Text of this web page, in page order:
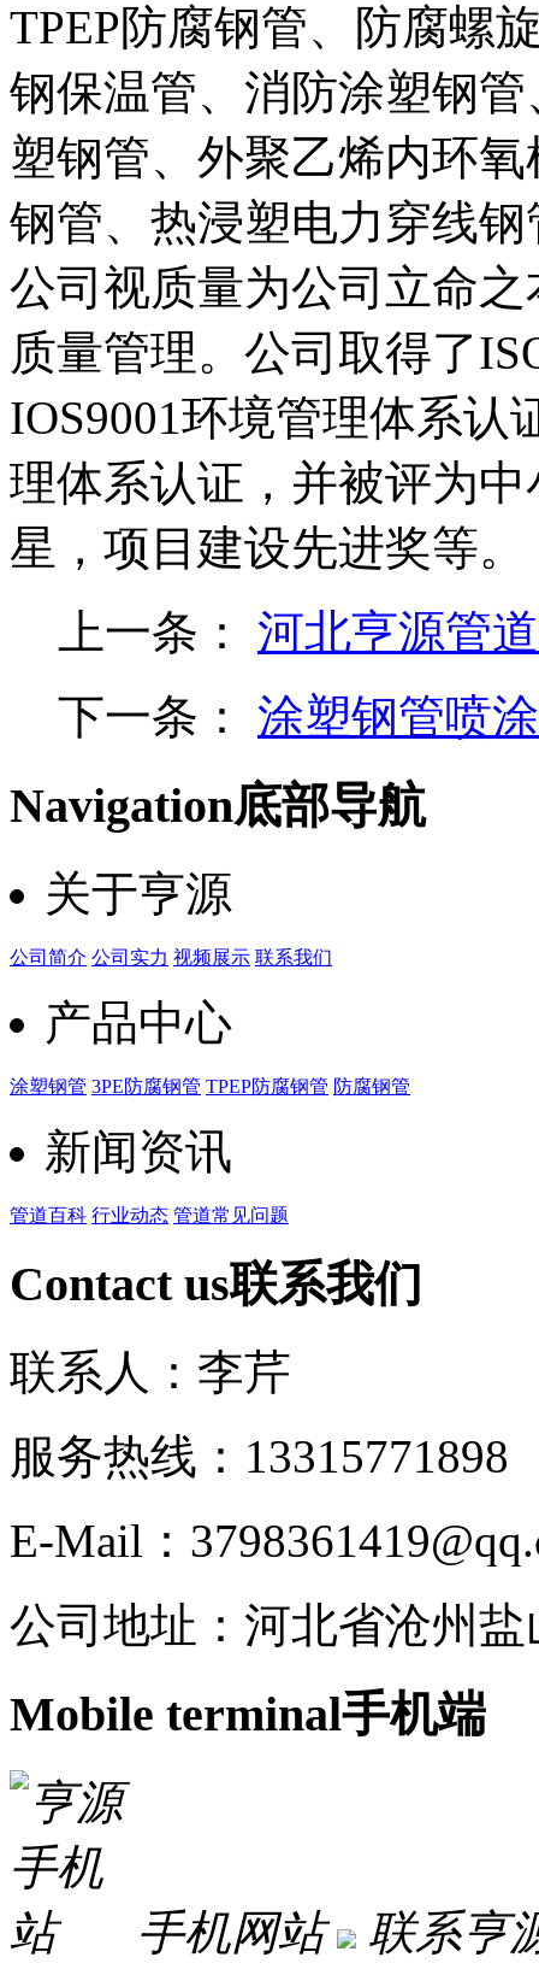
TPEP防腐钢管、防腐螺
钢保温管、消防涂塑钢
塑钢管、外聚乙烯内环
钢管、热浸塑电力穿线
公司视质量为公司立命
质量管理。公司取得了
IOS9001环境管理体系认
理体系认证，并被评为
星，项目建设先进奖等。
上一条： 河北亨源管
下一条： 涂塑钢管喷
Navigation底部导航
关于亨源
公司简介 公司实力 视频展示 联系我们
产品中心
涂塑钢管 3PE防腐钢管 TPEP防腐钢管 防腐钢管
新闻资讯
管道百科 行业动态 管道常见问题
Contact us联系我们
联系人：李芹
服务热线：13315771898
E-Mail：
公司地址：河北省沧州
Mobile terminal手机端
手机网站
联系亨